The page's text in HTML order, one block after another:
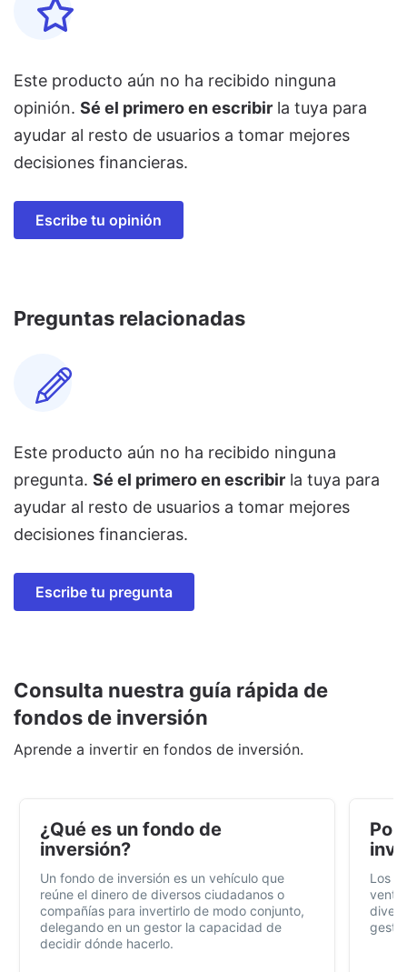
Este producto aún no ha recibido ninguna
opinión. Sé el primero en escribir la tuya para
ayudar al resto de usuarios a tomar mejores
decisiones financieras.
Escribe tu opinión
Preguntas relacionadas
Este producto aún no ha recibido ninguna
pregunta. Sé el primero en escribir la tuya para
ayudar al resto de usuarios a tomar mejores
decisiones financieras.
Escribe tu pregunta
Consulta nuestra guía rápida de
fondos de inversión
Aprende a invertir en fondos de inversión.
¿Qué es un fondo de
inversión?
Un fondo de inversión es un vehículo que
reúne el dinero de diversos ciudadanos o
compañías para invertirlo de modo conjunto,
delegando en un gestor la capacidad de
decidir dónde hacerlo.
Por
Los